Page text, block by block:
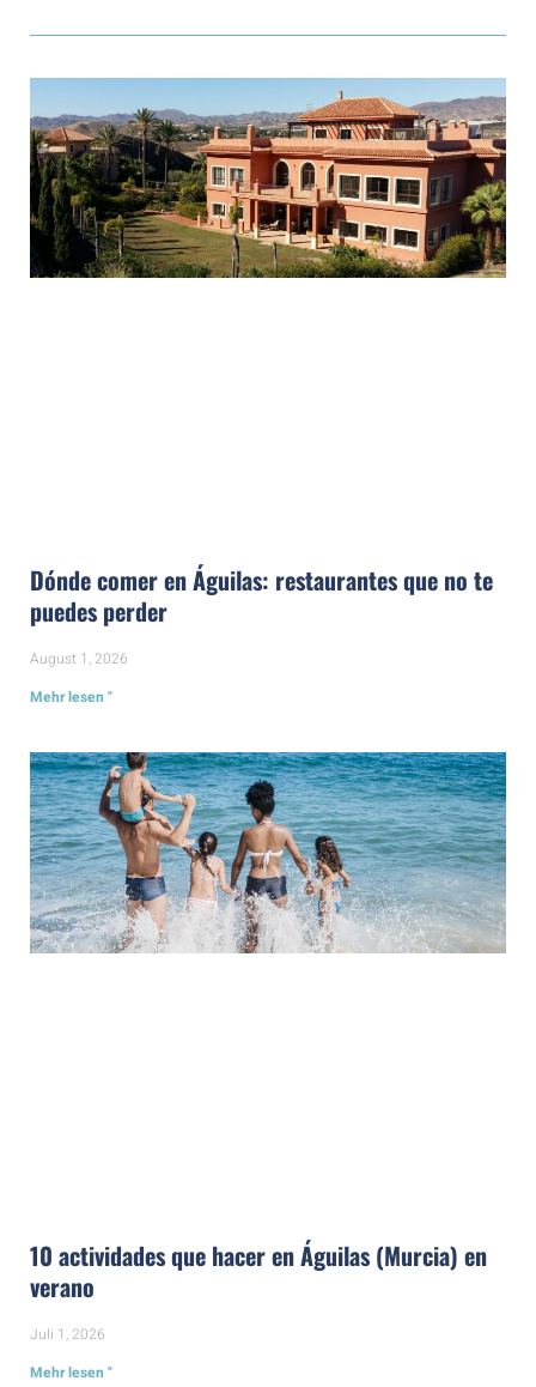
Dónde comer en Águilas: restaurantes que no te
puedes perder
August 1, 2026
Mehr lesen "
10 actividades que hacer en Águilas (Murcia) en
verano
Juli 1, 2026
Mehr lesen "